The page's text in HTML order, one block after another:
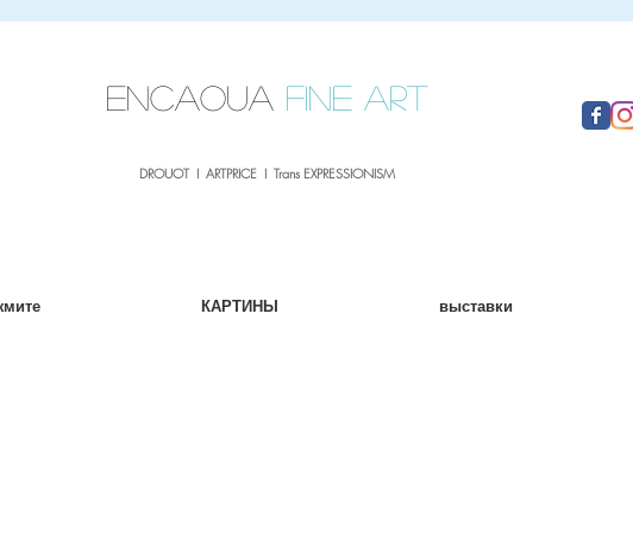
ENCAOUA Fine Art
DROUOT I ARTPRICE I Trans EXPRESSIONISM
КАРТИНЫ выставки